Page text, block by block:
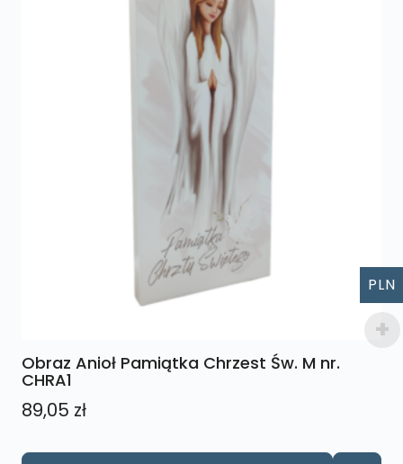
Obraz Anioł Pamiątka Chrzest Św. M nr.
CHRA1
89,05 zł
PLN